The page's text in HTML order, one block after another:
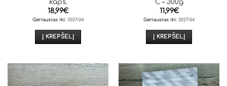
kaps.
18,99€
Geriausias iki:2027-04
Į KREPŠELĮ
C – 300g
11,99€
Geriausias iki:2027-04
Į KREPŠELĮ